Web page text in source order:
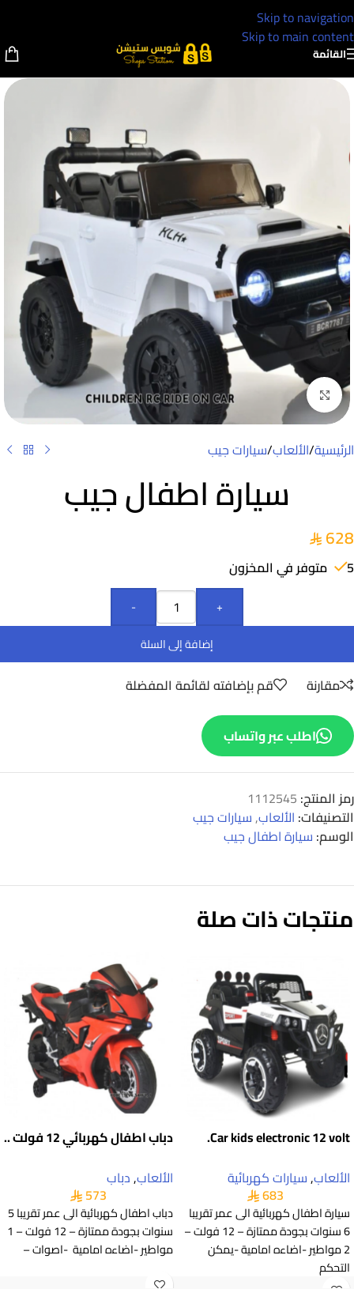
Skip to navigation
Skip to main content
القائمة
Click to enlarge
الرئيسية/الألعاب/سيارات جيب
سيارة اطفال جيب
628
5 متوفر في المخزون
-
+
إضافة إلى السلة
مقارنة قم بإضافته لقائمة المفضلة
اطلب عبر واتساب
رمز المنتج: 1112545
التصنيفات: الألعاب,سيارات جيب
الوسم: سيارة اطفال جيب
منتجات ذات صلة
Car kids electronic 12 volt.
الألعاب,سيارات كهربائية
683
سيارة اطفال كهربائية الى عمر تقريبا
6 سنوات بجودة ممتازة – 12 فولت –
2 مواطير -اضاءه امامية -يمكن
التحكم
دباب اطفال كهربائي 12 فولت ..
الألعاب,دباب
573
دباب اطفال كهربائية الى عمر تقريبا 5
سنوات بجودة ممتازة – 12 فولت – 1
مواطير -اضاءه امامية -اصوات –